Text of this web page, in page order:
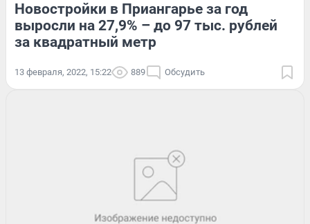
Новостройки в Приангарье за год
выросли на 27,9% – до 97 тыс. рублей
за квадратный метр
13 февраля, 2022, 15:22 889 Обсудить